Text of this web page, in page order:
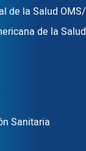
de la Salud
de la
Sanitaria